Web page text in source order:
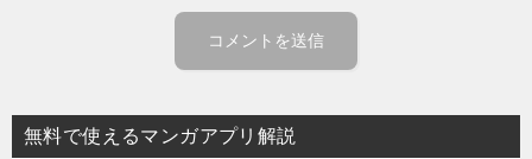
無料で使えるマンガアプリ解説